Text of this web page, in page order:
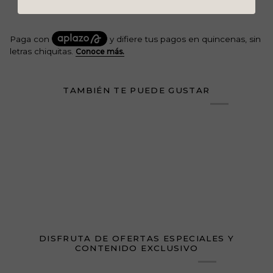
TAMBIÉN TE PUEDE GUSTAR
DISFRUTA DE OFERTAS ESPECIALES Y
CONTENIDO EXCLUSIVO